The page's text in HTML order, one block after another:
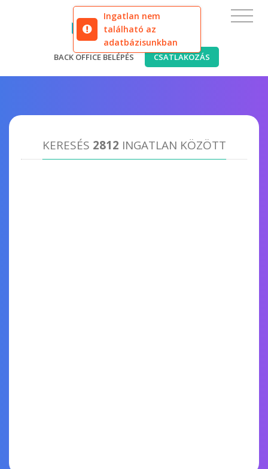
Ingatlan nem
található az
adatbázisunkban
BACK OFFICE BELÉPÉS CSATLAKOZÁS
KERESÉS 2812 INGATLAN KÖZÖTT